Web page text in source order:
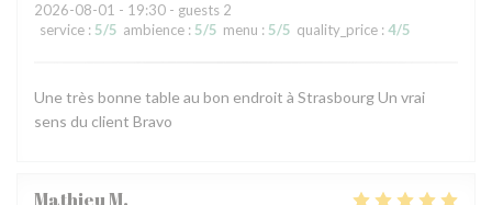
2026-08-01 - 19:30 - guests 2
service : 5/5 ambience : 5/5 menu : 5/5 quality_price : 4/5
Une très bonne table au bon endroit à Strasbourg Un vrai
sens du client Bravo
MathieuM